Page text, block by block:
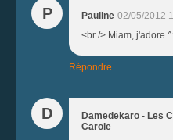
P Pauline 02/05/2012
<br /> Miam, j'adore
Répondre
D
Damedekaro - Les
Carole